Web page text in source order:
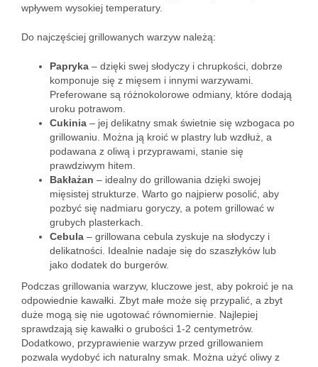
wpływem wysokiej temperatury.
Do najczęściej grillowanych warzyw należą:
Papryka – dzięki swej słodyczy i chrupkości, dobrze
komponuje się z mięsem i innymi warzywami.
Preferowane są różnokolorowe odmiany, które dodają
uroku potrawom.
Cukinia – jej delikatny smak świetnie się wzbogaca po
grillowaniu. Można ją kroić w plastry lub wzdłuż, a
podawana z oliwą i przyprawami, stanie się
prawdziwym hitem.
Bakłażan – idealny do grillowania dzięki swojej
mięsistej strukturze. Warto go najpierw posolić, aby
pozbyć się nadmiaru goryczy, a potem grillować w
grubych plasterkach.
Cebula – grillowana cebula zyskuje na słodyczy i
delikatności. Idealnie nadaje się do szaszłyków lub
jako dodatek do burgerów.
Podczas grillowania warzyw, kluczowe jest, aby pokroić je na
odpowiednie kawałki. Zbyt małe może się przypalić, a zbyt
duże mogą się nie ugotować równomiernie. Najlepiej
sprawdzają się kawałki o grubości 1-2 centymetrów.
Dodatkowo, przyprawienie warzyw przed grillowaniem
pozwala wydobyć ich naturalny smak. Można użyć oliwy z